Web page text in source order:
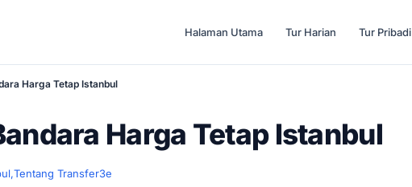
Halaman Utama Tur Harian Tur Pribadi
Harga Tetap Istanbul
Harga Tetap Istanbul
Tentang Transfer3e